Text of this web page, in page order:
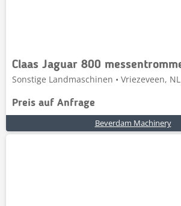
Sonstige Landmaschinen • Vriezeveen, NL
Preis auf Anfrage
Beverdam Machinery